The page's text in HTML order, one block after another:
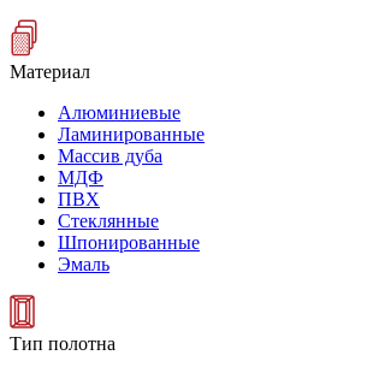
Материал
Алюминиевые
Ламинированные
Массив дуба
МДФ
ПВХ
Стеклянные
Шпонированные
Эмаль
Тип полотна